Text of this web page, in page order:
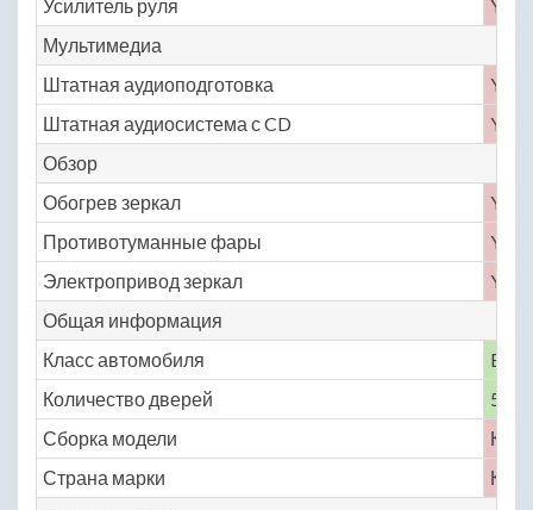
Усилитель руля
Yes
Мультимедиа
Штатная аудиоподготовка
Yes
Штатная аудиосистема с CD
Yes
Обзор
Обогрев зеркал
Yes
Противотуманные фары
Yes
Электропривод зеркал
Yes
Общая информация
Класс автомобиля
B
Количество дверей
5
Сборка модели
Страна марки